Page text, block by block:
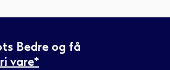
Bedre og få
vare*